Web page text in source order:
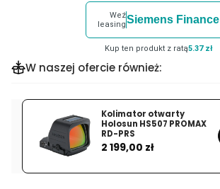
Iluminator
Noxar
Weź
leasingSiemens Finance
Kup ten produkt z ratą5.37 zł
W naszej ofercie również:
Kolimator otwarty
Holosun HS507 PROMAX
RD-PRS
Cena
2 199,00 zł